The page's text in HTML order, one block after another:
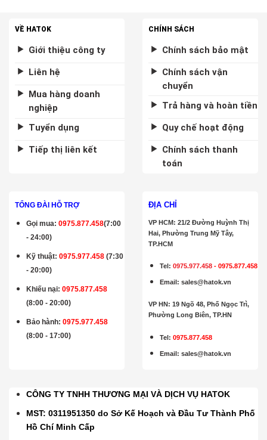
VỀ HATOK
Giới thiệu công ty
Liên hệ
Mua hàng doanh
nghiệp
Tuyển dụng
Tiếp thị liên kết
CHÍNH SÁCH
Chính sách bảo mật
Chính sách vận
chuyển
Trả hàng và hoàn tiền
Quy chế hoạt động
Chính sách thanh
toán
TỔNG ĐÀI HỖ TRỢ
Gọi mua:0975.877.458(7:00
- 24:00)
Kỹ thuật:0975.977.458 (7:30
- 20:00)
Khiếu nại: 0975.877.458
(8:00 - 20:00)
Bảo hành:0975.977.458
(8:00 - 17:00)
ĐỊA CHỈ
VP HCM: 21/2 Đường Huỳnh Thị
Hai, Phường Trung Mỹ Tây,
TP.HCM
Tel:0975.977.458 -0975.877.458
Email:sales@hatok.vn
VP HN: 19 Ngõ 48, Phố Ngọc Trì,
Phường Long Biên, TP.HN
Tel: 0975.877.458
Email:sales@hatok.vn
CÔNG TY TNHH THƯƠNG MẠI VÀ DỊCH VỤ HATOK
MST: 0311951350 do Sở Kế Hoạch và Đầu Tư Thành Phố
Hồ Chí Minh Cấp